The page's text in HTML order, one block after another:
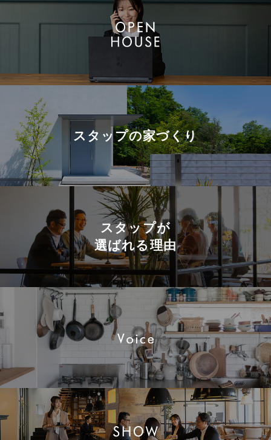
スタップの家づくり
スタップが
選ばれる理由